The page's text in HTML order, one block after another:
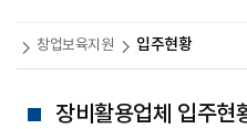
창업보육지원 입주현황
장비활용업체 입주현